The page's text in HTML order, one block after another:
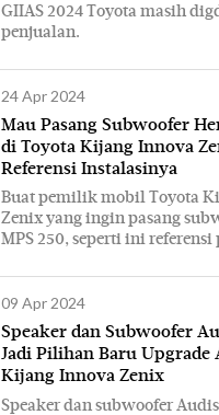
GIIAS 2024 Toyota masih
penjualan.
24 Apr 2024
Mau Pasang Subwoofer
di Toyota Kijang Innova
Referensi Instalasinya
Buat pemilik mobil Toyota
Zenix yang ingin pasang
MPS 250, seperti ini referensi
09 Apr 2024
Speaker dan Subwoofer
Jadi Pilihan Baru Upgrade
Kijang Innova Zenix
Speaker dan subwoofer